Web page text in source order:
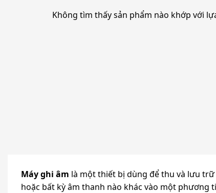
Không tìm thấy sản phẩm nào khớp với
Máy ghi âm là một thiết bị dùng để thu và lưu
hoặc bất kỳ âm thanh nào khác vào một phương